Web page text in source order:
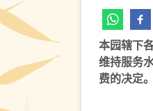
本园辖下
维持服务
费的决定